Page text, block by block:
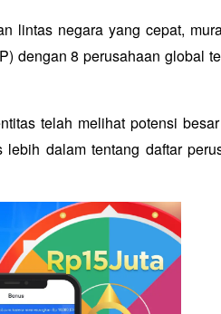
lintas negara yang cepat,
dengan 8 perusahaan global
telah melihat potensi
dalam tentang daftar